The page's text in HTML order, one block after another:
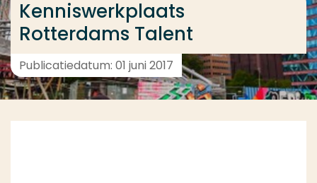
Kenniswerkplaats
Rotterdams Talent
Publicatiedatum: 01 juni 2017